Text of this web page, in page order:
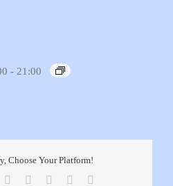
- 21:00
Choose Your Platform!
LinkedIn
TumblrPinterest